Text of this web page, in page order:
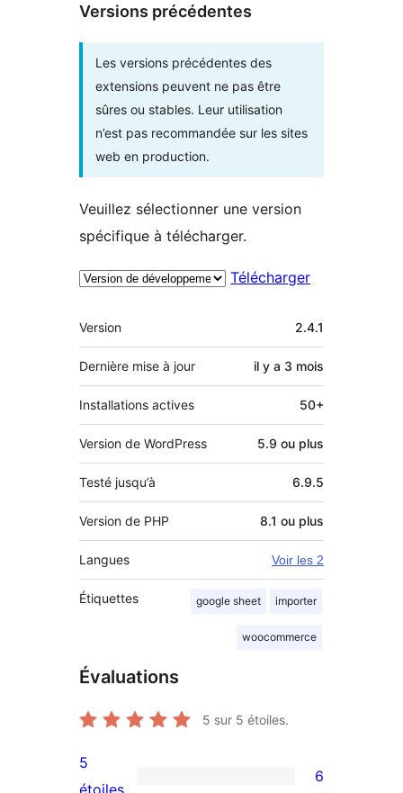
Versions précédentes
Les versions précédentes des
extensions peuvent ne pas être
sûres ou stables. Leur utilisation
n’est pas recommandée sur les sites
web en production.
Veuillez sélectionner une version
spécifique à télécharger.
Télécharger
Méta
Version 2.4.1
Dernière mise à jour il y a 3 mois
Installations actives 50+
Version de WordPress 5.9 ou plus
Testé jusqu’à 6.9.5
Version de PHP 8.1 ou plus
Langues Voir les 2
Étiquettes google sheet importer
woocommerce
Évaluations
5 sur 5 étoiles.
6
5
étoiles
6